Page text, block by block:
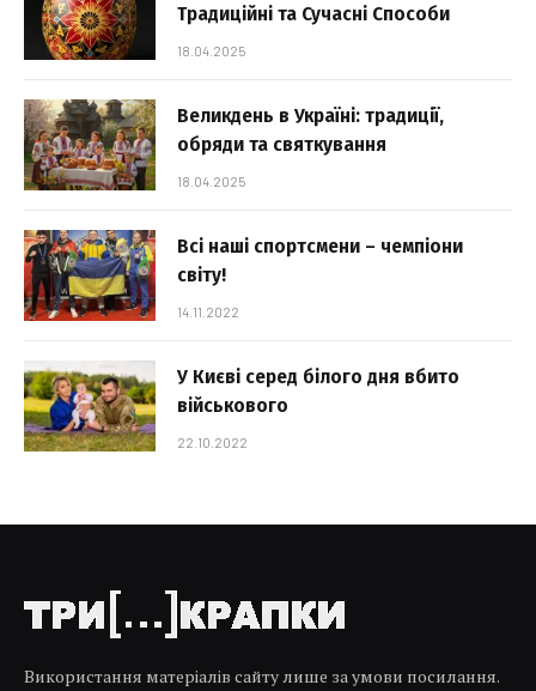
Традиційні та Сучасні Способи
18.04.2025
Великдень в Україні: традиції,
обряди та святкування
18.04.2025
Всі наші спортсмени – чемпіони
світу!
14.11.2022
У Києві серед білого дня вбито
військового
22.10.2022
Використання матеріалів сайту лише за умови посилання.